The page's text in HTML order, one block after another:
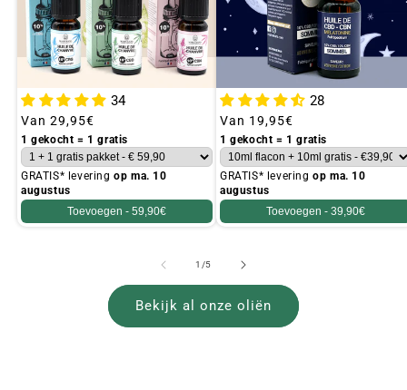
34
Gebruikelijke
prijs
Van 29,95€
1 gekocht = 1 gratis
GRATIS* leveringop ma. 10
augustus
Toevoegen - 59,90€
28
Gebruikelijke
prijs
Van 19,95€
1 gekocht = 1 gratis
GRATIS* leveringop ma. 10
augustus
Toevoegen - 39,90€
1 /van
5
Bekijk al onze oliën